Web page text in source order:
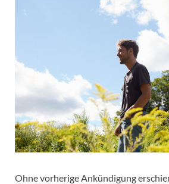
Ohne vorherige Ankündigung